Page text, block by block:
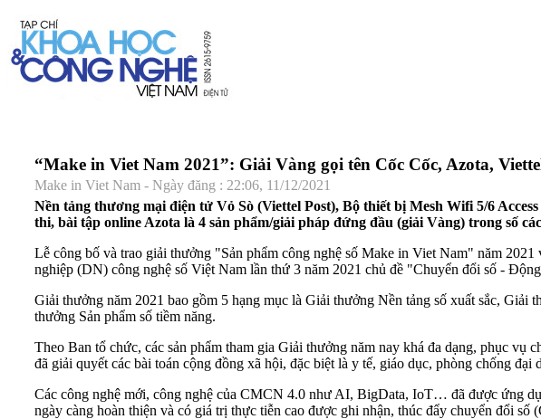
“Make in Viet Nam 2021”: Giải Vàng gọi tên Cốc Cốc, Azota,
Make in Viet Nam - Ngày đăng : 22:06, 11/12/2021
Nền tảng thương mại điện tử Vỏ Sò (Viettel Post), Bộ thiết bị Mesh Wifi 5/6
thi, bài tập online Azota là 4 sản phẩm/giải pháp đứng đầu (giải Vàng) trong số
Lễ công bố và trao giải thưởng "Sản phẩm công nghệ số Make in Viet Nam" năm
nghiệp (DN) công nghệ số Việt Nam lần thứ 3 năm 2021 chủ đề "Chuyển đổi số -
Giải thưởng năm 2021 bao gồm 5 hạng mục là Giải thưởng Nền tảng số xuất sắc,
thưởng Sản phẩm số tiềm năng.
Theo Ban tổ chức, các sản phẩm tham gia Giải thưởng năm nay khá đa dạng, phục
đã giải quyết các bài toán cộng đồng xã hội, đặc biệt là y tế, giáo dục, phòng chống đại
Các công nghệ mới, công nghệ của CMCN 4.0 như AI, BigData, IoT… đã được ứng
ngày càng hoàn thiện và có giá trị thực tiễn cao được ghi nhận, thúc đẩy chuyển đổi